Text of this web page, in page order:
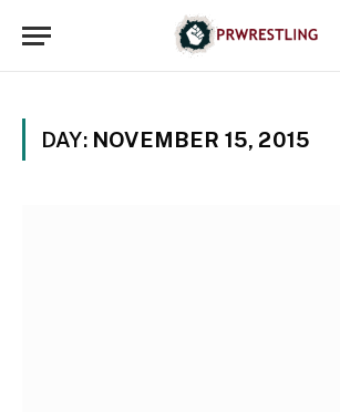
DAY: NOVEMBER 15, 2015